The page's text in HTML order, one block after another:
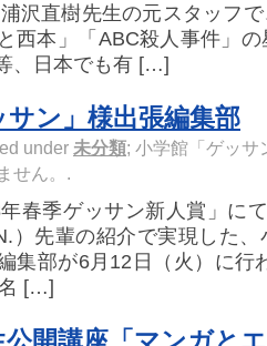
沢直樹先生の元スタッフ
西本」「ABC殺人事件」
、日本でも有 […]
ン」様出張編集部
under 未分類; 小学館「ゲッサ
せん。 .
春季ゲッサン新人賞」に
）先輩の紹介で実現した
集部が6月12日（火）に行
[…]